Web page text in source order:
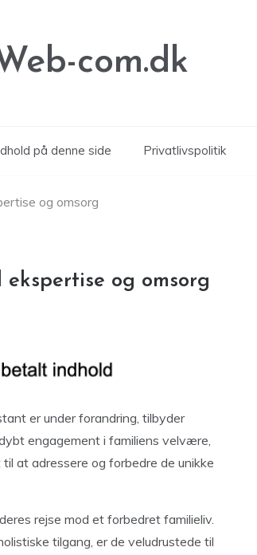
com.dk
på denne side Privatlivspolitik
og omsorg
og omsorg
er under forandring, tilbyder
engagement i familiens velvære,
at adressere og forbedre de unikke
rejse mod et forbedret familieliv.
tilgang, er de veludrustede til